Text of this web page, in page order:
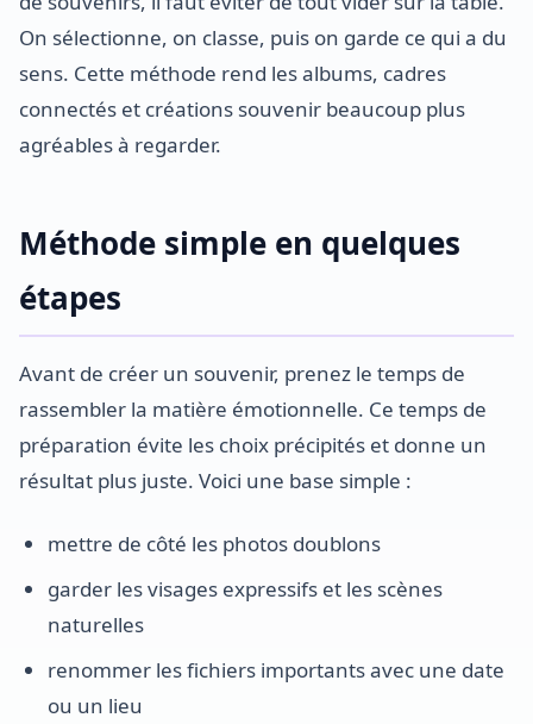
On sélectionne, on classe, puis on garde ce qui a du
sens. Cette méthode rend les albums, cadres
connectés et créations souvenir beaucoup plus
agréables à regarder.
Méthode simple en quelques
étapes
Avant de créer un souvenir, prenez le temps de
rassembler la matière émotionnelle. Ce temps de
préparation évite les choix précipités et donne un
résultat plus juste. Voici une base simple :
mettre de côté les photos doublons
garder les visages expressifs et les scènes
naturelles
renommer les fichiers importants avec une date
ou un lieu